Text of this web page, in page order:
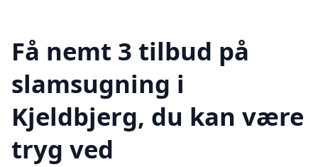
Få nemt 3 tilbud på
slamsugning i
Kjeldbjerg, du kan være
tryg ved